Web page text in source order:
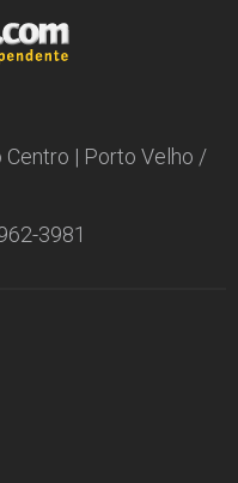
Centro | Porto Velho /
3981